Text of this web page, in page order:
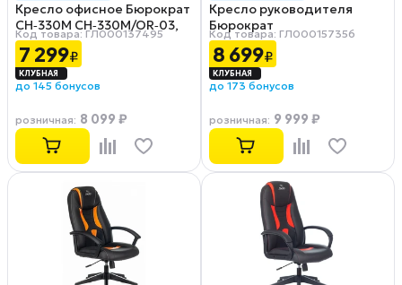
Кресло офисное Бюрократ
CH‑330M CH‑330M/OR‑03,
синий
Код товара: ГЛ000137495
7 299₽
до 145 бонусов
розничная: 8 099 ₽
Кресло руководителя
Бюрократ
CH‑808AXSN/OR‑16
Код товара: ГЛ000157356
8 699₽
до 173 бонусов
розничная: 9 999 ₽